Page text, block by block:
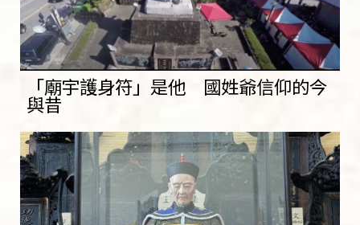
「廟宇護身符」是他 國姓爺信仰的今
與昔